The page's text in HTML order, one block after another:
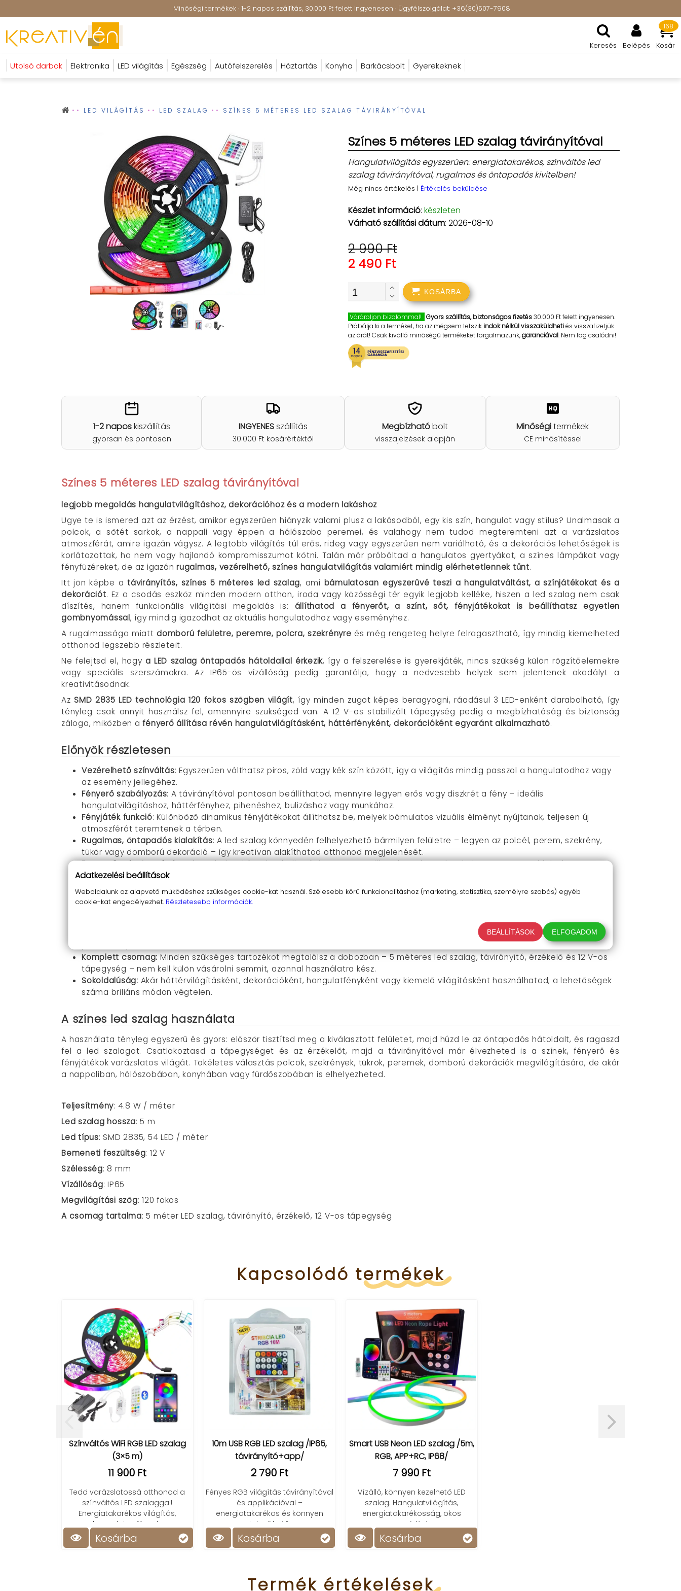
Minőségi termékek · 1-2 napos szállítás, 30.000 Ft felett ingyenesen · Ügyfélszolgálat: +36(30)507-7908
Keresés Belépés Kosár
168
Utolsó darbok Elektronika LED világítás Egészség Autófelszerelés Háztartás Konyha Barkácsbolt Gyerekeknek
LED VILÁGÍTÁS LED SZALAG SZÍNES 5 MÉTERES LED SZALAG TÁVIRÁNYÍTÓVAL
Színes 5 méteres LED szalag távirányítóval
Hangulatvilágítás egyszerűen: energiatakarékos, színváltós led
szalag távirányítóval, rugalmas és öntapadós kivitelben!
Még nincs értékelés | Értékelés beküldése
Készlet információ: készleten
Várható szállítási dátum: 2026-08-10
2 990 Ft
2 490 Ft
KOSÁRBA
Várároljon bizalommal! Gyors szállítás, biztonságos fizetés30.000 Ft felett ingyenesen.
Próbálja ki a terméket, ha az mégsem tetszikindok nélkül visszaküldhetiés visszafizetjük
az árát! Csak kiválló minőségű termékeket forgalmazunk,garanciával. Nem fog csalódni!
1-2 naposkiszállítás
gyorsan és pontosan
INGYENESszállítás
30.000 Ft kosárértéktől
Megbízhatóbolt
visszajelzések alapján
Minőségitermékek
CE minősítéssel
Színes 5 méteres LED szalag távirányítóval
legjobb megoldás hangulatvilágításhoz, dekorációhoz és a modern lakáshoz
Ugye te is ismered azt az érzést, amikor egyszerűen hiányzik valami plusz a lakásodból, egy kis szín, hangulat vagy stílus? Unalmasak a
polcok, a sötét sarkok, a nappali vagy éppen a hálószoba peremei, és valahogy nem tudod megteremteni azt a varázslatos
atmoszférát, amire igazán vágysz. A legtöbb világítás túl erős, rideg vagy egyszerűen nem variálható, és a dekorációs lehetőségek is
korlátozottak, ha nem vagy hajlandó kompromisszumot kötni. Talán már próbáltad a hangulatos gyertyákat, a színes lámpákat vagy
fényfüzéreket, de az igazán rugalmas, vezérelhető, színes hangulatvilágítás valamiért mindig elérhetetlennek tűnt.
Itt jön képbe atávirányítós, színes 5 méteres led szalag, ami bámulatosan egyszerűvé teszi a hangulatváltást, a színjátékokat és a
dekorációt. Ez a csodás eszköz minden modern otthon, iroda vagy közösségi tér egyik legjobb kelléke, hiszen a led szalag nem csak
díszítés, hanem funkcionális világítási megoldás is: állíthatod a fényerőt, a színt, sőt, fényjátékokat is beállíthatsz egyetlen
gombnyomással, így mindig igazodhat az aktuális hangulatodhoz vagy eseményhez.
A rugalmassága miatt domború felületre, peremre, polcra, szekrényre és még rengeteg helyre felragasztható, így mindig kiemelheted
otthonod legszebb részleteit.
Ne felejtsd el, hogy a LED szalag öntapadós hátoldallal érkezik, így a felszerelése is gyerekjáték, nincs szükség külön rögzítőelemekre
vagy speciális szerszámokra. Az IP65-ös vízállóság pedig garantálja, hogy a nedvesebb helyek sem jelentenek akadályt a
kreativitásodnak.
Az SMD 2835 LED technológia 120 fokos szögben világít, így minden zugot képes beragyogni, ráadásul 3 LED-enként darabolható, így
tényleg csak annyit használsz fel, amennyire szükséged van. A 12 V-os stabilizált tápegység pedig a megbízhatóság és biztonság
záloga, miközben afényerő állítása révén hangulatvilágításként, háttérfényként, dekorációként egyaránt alkalmazható.
Előnyök részletesen
Vezérelhető színváltás: Egyszerűen válthatsz piros, zöld vagy kék szín között, így a világítás mindig passzol a hangulatodhoz vagy
az esemény jellegéhez.
Fényerő szabályozás: A távirányítóval pontosan beállíthatod, mennyire legyen erős vagy diszkrét a fény – ideális
hangulatvilágításhoz, háttérfényhez, pihenéshez, bulizáshoz vagy munkához.
Fényjáték funkció: Különböző dinamikus fényjátékokat állíthatsz be, melyek bámulatos vizuális élményt nyújtanak, teljesen új
atmoszférát teremtenek a térben.
Rugalmas, öntapadós kialakítás: A led szalag könnyedén felhelyezhető bármilyen felületre – legyen az polcél, perem, szekrény,
tükör vagy domború dekoráció – így kreatívan alakíthatod otthonod megjelenését.
Egyszerű méretre vágás:Három led-enként darabolható, így pontosan illesztheted az adott helyre, nem marad felesleges
maradék, minden sarokban mesés fényeket varázsolhatsz.
Stabil, megbízható energiaellátás:
12 V-os, stabilizált feszültség gondoskodik a biztonságos, zavartalan működésről, így nem kell
aggódnod a meghibásodás miatt.
: Nedvességálló, így nyugodtan alkalmazhatod fürdőszobában vagy konyhában is, anélkül, hogy aggódnod kéne a
Komplett csomag:Minden szükséges tartozékot megtalálsz a dobozban – 5 méteres led szalag, távirányító, érzékelő és 12 V-os
tápegység – nem kell külön vásárolni semmit, azonnal használatra kész.
Sokoldalúság: Akár háttérvilágításként, dekorációként, hangulatfényként vagy kiemelő világításként használhatod, a lehetőségek
száma briliáns módon végtelen.
A színes led szalag használata
A használata tényleg egyszerű és gyors: először tisztítsd meg a kiválasztott felületet, majd húzd le az öntapadós hátoldalt, és ragaszd
fel a led szalagot. Csatlakoztasd a tápegységet és az érzékelőt, majd a távirányítóval már élvezheted is a színek, fényerő és
fényjátékok varázslatos világát. Tökéletes választás polcok, szekrények, tükrök, peremek, domború dekorációk megvilágítására, de akár
a nappaliban, hálószobában, konyhában vagy fürdőszobában is elhelyezheted.
Teljesítmény: 4.8 W / méter
Led szalag hossza: 5 m
Led típus: SMD 2835, 54 LED / méter
Bemeneti feszültség: 12 V
Szélesség: 8 mm
Vízállóság: IP65
Megvilágítási szög: 120 fokos
A csomag tartalma: 5 méter LED szalag, távirányító, érzékelő, 12 V-os tápegység
Kapcsolódó termékek
Színváltós WiFi RGB LED szalag
(3×5 m)
11 900 Ft
Tedd varázslatossá otthonod a
színváltós LED szalaggal!
Energiatakarékos világítás,
hangulatos fények.
Kosárba
10m USB RGB LED szalag /IP65,
távirányító+app/
2 790 Ft
Fényes RGB világítás távirányítóval
és applikációval –
energiatakarékos és könnyen
telepíthető
Kosárba
Smart USB Neon LED szalag /5m,
RGB, APP+RC, IP68/
7 990 Ft
Vízálló, könnyen kezelhető LED
szalag. Hangulatvilágítás,
energiatakarékosság, okos
vezérlés!
Kosárba
Termék értékelések
Adatkezelési beállítások
Weboldalunk az alapvető működéshez szükséges cookie-kat használ. Szélesebb körű funkcionalitáshoz (marketing, statisztika, személyre szabás) egyéb
cookie-kat engedélyezhet. Részletesebb információk.
BEÁLLÍTÁSOK ELFOGADOM